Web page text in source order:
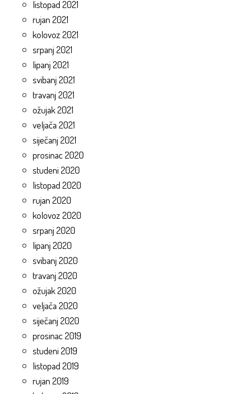
listopad 2021
rujan 2021
kolovoz 2021
srpanj 2021
lipanj 2021
svibanj 2021
travanj 2021
ožujak 2021
veljača 2021
siječanj 2021
prosinac 2020
studeni 2020
listopad 2020
rujan 2020
kolovoz 2020
srpanj 2020
lipanj 2020
svibanj 2020
travanj 2020
ožujak 2020
veljača 2020
siječanj 2020
prosinac 2019
studeni 2019
listopad 2019
rujan 2019